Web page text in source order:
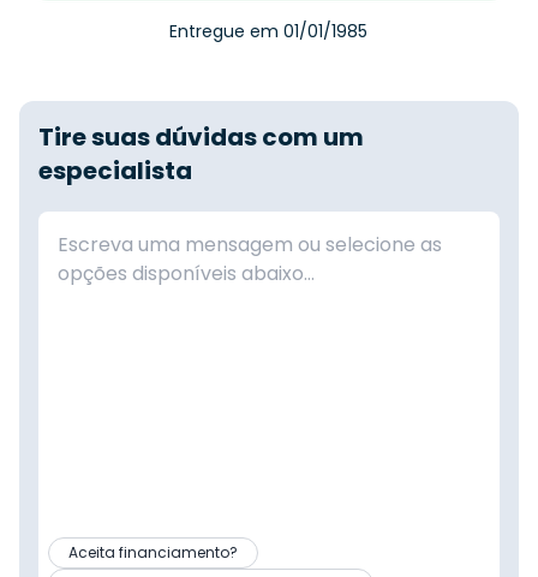
Entregue em 01/01/1985
Tire suas dúvidas com um
especialista
Aceita financiamento?